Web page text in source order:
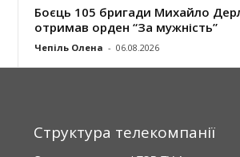
Боєць 105 бригади Михайло
отримав орден “За мужність”
Чепіль Олена - 06.08.2026
Структура телекомпанії